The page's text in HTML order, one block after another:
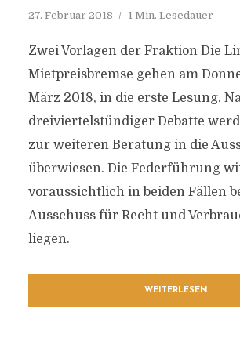
27. Februar 2018 1 Min. Lesedauer
Zwei Vorlagen der Fraktion Die
Mietpreisbremse gehen am
März 2018, in die erste Lesung.
dreiviertelstündiger Debatte
zur weiteren Beratung in die
überwiesen. Die Federführung
voraussichtlich in beiden Fällen
Ausschuss für Recht und
liegen.
WEITERLESEN